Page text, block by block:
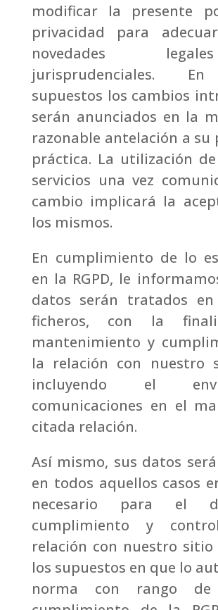
modificar la presente
privacidad para
novedades
jurisprudenciales.
supuestos los cambios
serán anunciados en la
razonable antelación a su
práctica. La utilización
servicios una vez
cambio implicará la
los mismos.
En cumplimiento de lo
en la RGPD, le
datos serán tratados en
ficheros, con la
mantenimiento y
la relación con nuestro
incluyendo el
comunicaciones en el
citada relación.
Así mismo, sus datos
en todos aquellos casos
necesario para el
cumplimiento y
relación con nuestro sitio
los supuestos en que lo
norma con rango